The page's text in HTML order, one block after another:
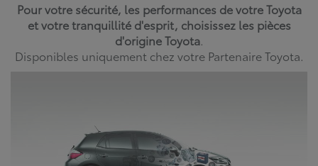
Pour votre sécurité, les performances de votre Toyota
et votre tranquillité d'esprit, choisissez les pièces
d'origine Toyota.
Disponibles uniquement chez votre Partenaire Toyota.